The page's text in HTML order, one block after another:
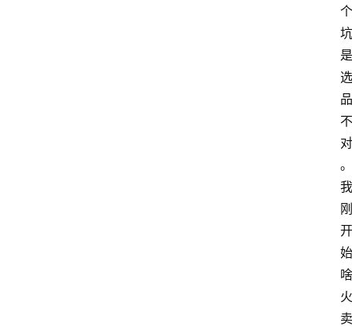
个
坑
是
选
品
不
对
。
我
刚
开
始
啥
火
卖